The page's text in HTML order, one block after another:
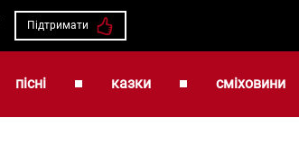
Підтримати
пісні казки сміховини